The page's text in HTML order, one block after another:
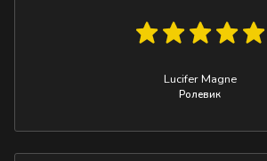
Lucifer Magne
Ролевик